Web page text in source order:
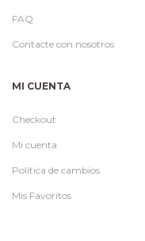
FAQ
Contacte con nosotros
MI CUENTA
Checkout
Mi cuenta
Política de cambios
Mis Favoritos